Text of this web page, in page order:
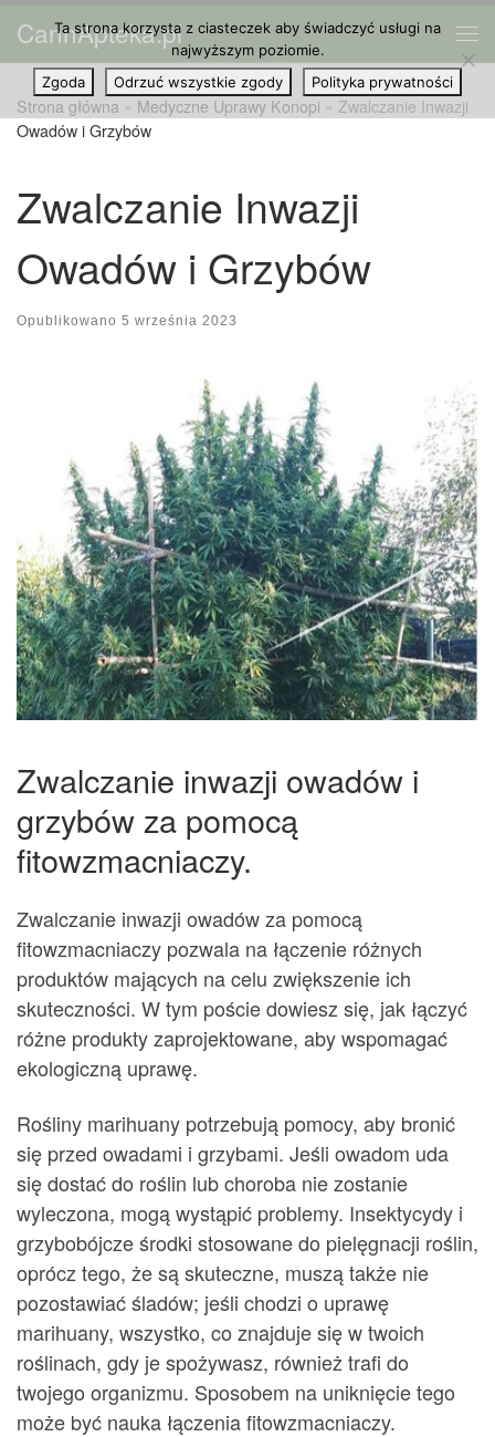
Przejdź do treści
CannApteka.pl
Strona główna » Medyczne Uprawy Konopi » Zwalczanie Inwazji
Owadów i Grzybów
Zwalczanie Inwazji
Owadów i Grzybów
Opublikowano 5 września 2023
Zwalczanie inwazji owadów i
grzybów za pomocą
fitowzmacniaczy.
Zwalczanie inwazji owadów za pomocą
fitowzmacniaczy pozwala na łączenie różnych
produktów mających na celu zwiększenie ich
skuteczności. W tym poście dowiesz się, jak łączyć
różne produkty zaprojektowane, aby wspomagać
ekologiczną uprawę.
Rośliny marihuany potrzebują pomocy, aby bronić
się przed owadami i grzybami. Jeśli owadom uda
się dostać do roślin lub choroba nie zostanie
wyleczona, mogą wystąpić problemy. Insektycydy i
grzybobójcze środki stosowane do pielęgnacji roślin,
oprócz tego, że są skuteczne, muszą także nie
pozostawiać śladów; jeśli chodzi o uprawę
marihuany, wszystko, co znajduje się w twoich
roślinach, gdy je spożywasz, również trafi do
twojego organizmu. Sposobem na uniknięcie tego
może być nauka łączenia fitowzmacniaczy.
Ta strona korzysta z ciasteczek aby świadczyć usługi na
najwyższym poziomie.
Zgoda
Odrzuć wszystkie zgody Polityka prywatności